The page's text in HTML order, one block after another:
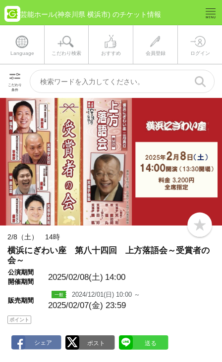
芸能ホール(神奈川県 横浜市) のチケット情報
Language こだわり検索 おすすめ 会員登録 ログイン
こだわり
条件
b
o
k
2/8（土） 14時
横浜にぎわい座 第八十四回 上方落語会～受賞者の
会～
公演期間
開催期間
2025/02/08(土) 14:00
販売期間
2024/12/01(日) 10:00 ～
2025/02/07(金) 23:59
ポイント